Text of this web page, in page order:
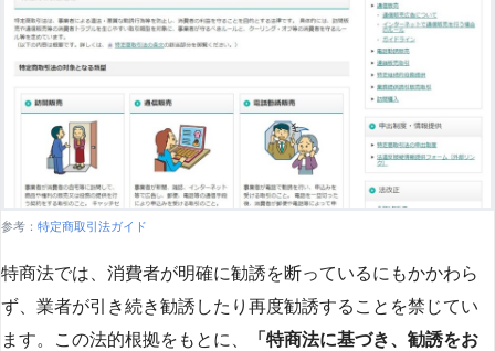
参考： 特定商取引法ガイド
特商法では、消費者が明確に勧誘を断っているにもかかわら
ず、業者が引き続き勧誘したり再度勧誘することを禁じてい
ます。この法的根拠をもとに、
「特商法に基づき、勧誘をお